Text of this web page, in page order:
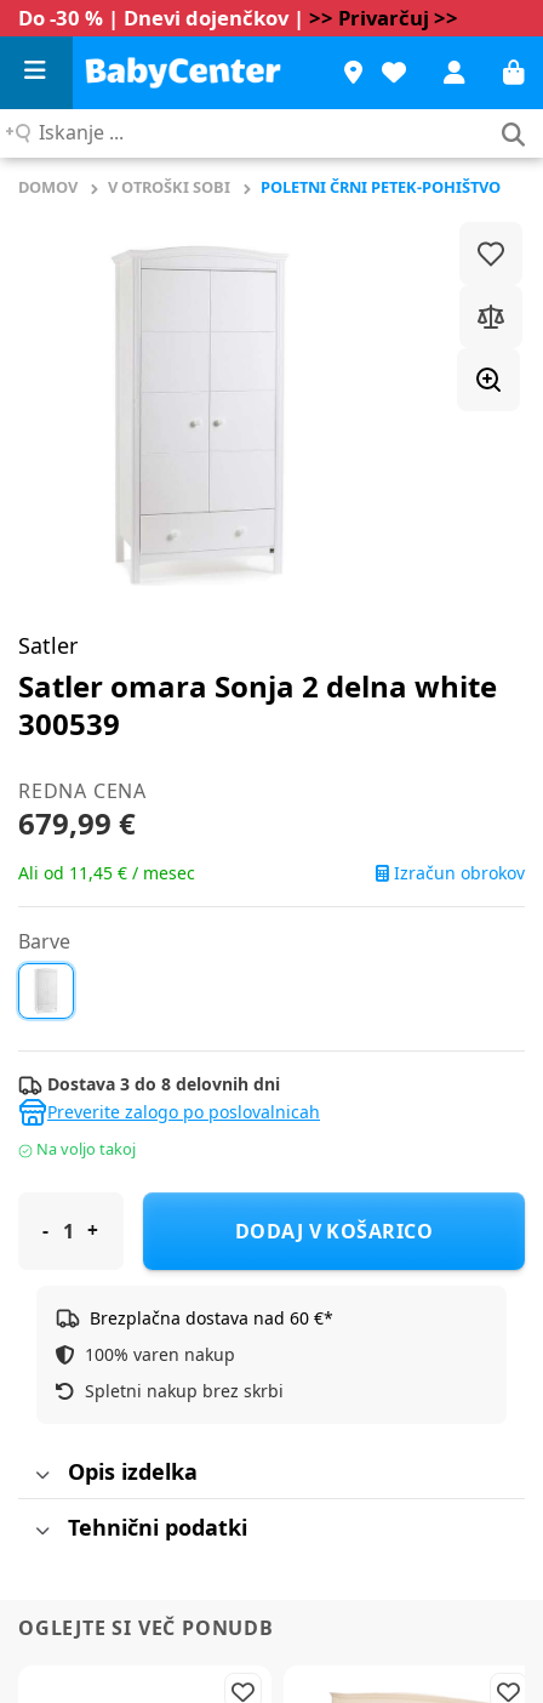
Do -30 % | Dnevi dojenčkov | >> Privarčuj >>
Iskanje
DOMOV V OTROŠKI SOBI POLETNI ČRNI PETEK-POHIŠTVO
Satler
Satler omara Sonja 2 delna white
300539
REDNA CENA
679,99 €
Ali od 11,45 € / mesec Izračun obrokov
Barve
Dostava 3 do 8 delovnih dni
Preverite zalogo po poslovalnicah
Na voljo takoj
Satler omara Sonja 2 delna white 300539
DODAJ V KOŠARICO
Brezplačna dostava nad 60 €*
100% varen nakup
Spletni nakup brez skrbi
Opis izdelka
Tehnični podatki
OGLEJTE SI VEČ PONUDB